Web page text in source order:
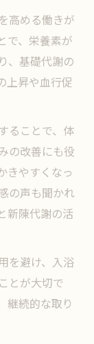
高める働きが
で、栄養素が
、基礎代謝の
上昇や血行促
ることで、体
の改善にも役
きやすくなっ
の声も聞かれ
新陳代謝の活
を避け、入浴
とが大切で
継続的な取り